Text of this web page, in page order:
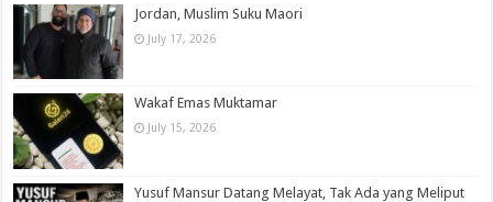
Jordan, Muslim Suku Maori
July 17, 2026
Wakaf Emas Muktamar
July 15, 2026
Yusuf Mansur Datang Melayat, Tak Ada yang Meliput